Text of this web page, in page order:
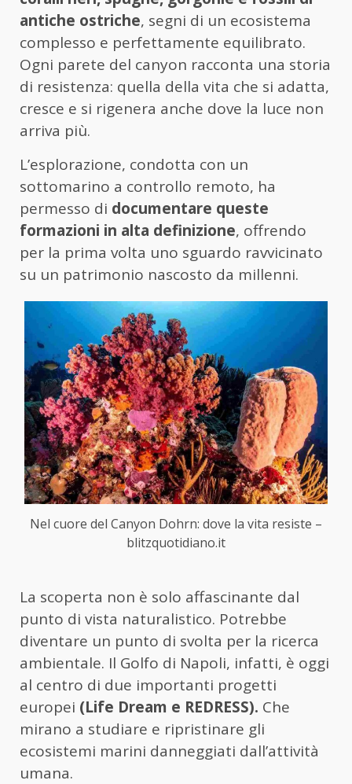
antiche ostriche, segni di un ecosistema
complesso e perfettamente equilibrato.
Ogni parete del canyon racconta una storia
di resistenza: quella della vita che si adatta,
cresce e si rigenera anche dove la luce non
arriva più.
L’esplorazione, condotta con un
sottomarino a controllo remoto, ha
permesso di documentare queste
formazioni in alta definizione, offrendo
per la prima volta uno sguardo ravvicinato
su un patrimonio nascosto da millenni.
Nel cuore del Canyon Dohrn: dove la vita resiste –
blitzquotidiano.it
La scoperta non è solo affascinante dal
punto di vista naturalistico. Potrebbe
diventare un punto di svolta per la ricerca
ambientale. Il Golfo di Napoli, infatti, è oggi
al centro di due importanti progetti
europei (Life Dream e REDRESS). Che
mirano a studiare e ripristinare gli
ecosistemi marini danneggiati dall’attività
umana.